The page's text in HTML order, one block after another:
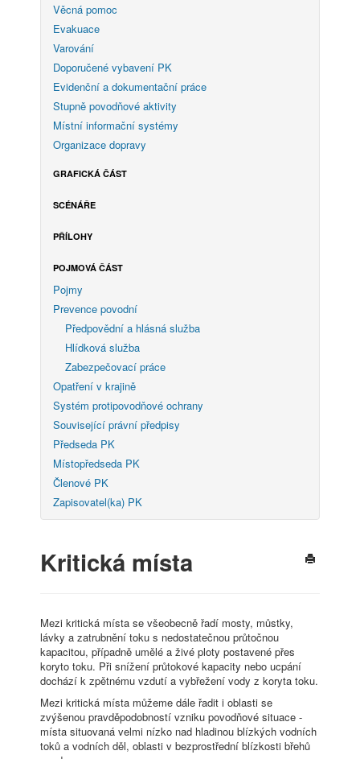
Věcná pomoc
Evakuace
Varování
Doporučené vybavení PK
Evidenční a dokumentační práce
Stupně povodňové aktivity
Místní informační systémy
Organizace dopravy
GRAFICKÁ ČÁST
SCÉNÁŘE
PŘÍLOHY
POJMOVÁ ČÁST
Pojmy
Prevence povodní
Předpovědní a hlásná služba
Hlídková služba
Zabezpečovací práce
Opatření v krajině
Systém protipovodňové ochrany
Související právní předpisy
Předseda PK
Místopředseda PK
Členové PK
Zapisovatel(ka) PK
Kritická místa
Mezi kritická místa se všeobecně řadí mosty, můstky,
lávky a zatrubnění toku s nedostatečnou průtočnou
kapacitou, případně umělé a živé ploty postavené přes
koryto toku. Při snížení průtokové kapacity nebo ucpání
dochází k zpětnému vzdutí a vybřežení vody z koryta toku.
Mezi kritická místa můžeme dále řadit i oblasti se
zvýšenou pravděpodobností vzniku povodňové situace -
místa situovaná velmi nízko nad hladinou blízkých vodních
toků a vodních děl, oblasti v bezprostřední blízkosti břehů